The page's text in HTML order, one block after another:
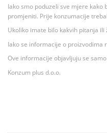
Iako smo poduzeli sve mjere
promjeniti. Prije konzumacije
Ukoliko imate bilo kakvih pitanja
Iako se informacije o proizvodima
Ove informacije objavljuju se
Konzum plus d.o.o.